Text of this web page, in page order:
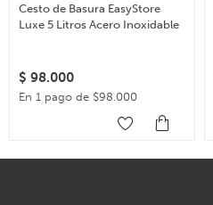
Cesto de Basura EasyStore
Luxe 5 Litros Acero Inoxidable
$ 98.000
En 1 pago de $98.000